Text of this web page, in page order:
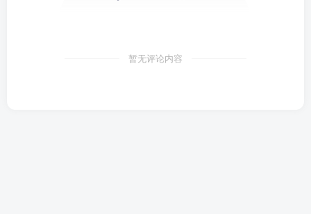
暂无评论内容